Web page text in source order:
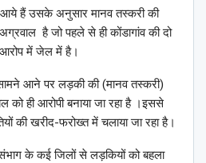
हैं उसके अनुसार मानव तस्करी की
है जो पहले से ही कोंडागांव की दो
आरोप में जेल में है।
सामने आने पर लड़की की (मानव तस्करी)
को ही आरोपी बनाया जा रहा है ।इससे
की खरीद-फरोख्त में चलाया जा रहा है।
संभाग के कई जिलों से लड़कियों को बहला